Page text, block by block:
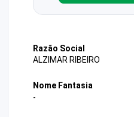
Razão Social
ALZIMAR RIBEIRO
Nome Fantasia
-